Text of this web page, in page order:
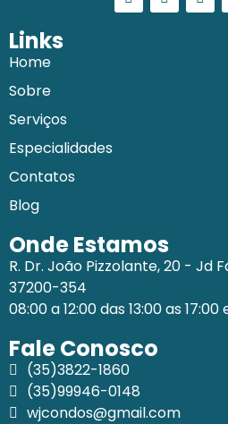
Links
Home
Sobre
Serviços
Especialidades
Contatos
Blog
Onde Estamos
R. Dr. João Pizzolante, 20 - Jd
37200-354
08:00 a 12:00 das 13:00 as
Fale Conosco
(35)3822-1860
(35)99946-0148
wjcondos@gmail.com